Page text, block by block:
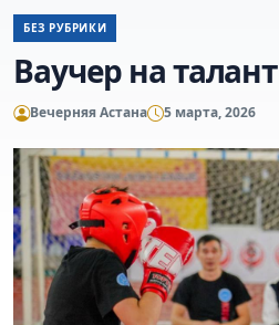
БЕЗ РУБРИКИ
Ваучер на талант
Вечерняя Астана 5 марта, 2026